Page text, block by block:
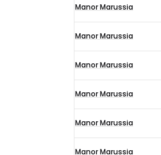
Manor Marussia
Manor Marussia
Manor Marussia
Manor Marussia
Manor Marussia
Manor Marussia